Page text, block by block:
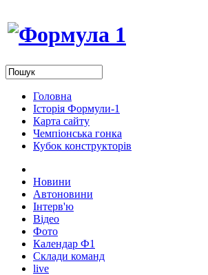
Головна
Історія Формули-1
Карта сайту
Чемпіонська гонка
Кубок конструкторів
Новини
Автоновини
Інтерв'ю
Відео
Фото
Календар Ф1
Склади команд
live